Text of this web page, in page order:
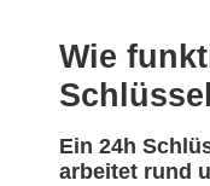
Wie
Ein 24h
arbeitet rund